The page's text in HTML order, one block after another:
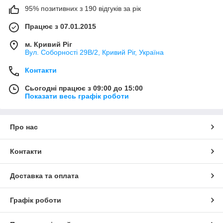
95% позитивних з 190 відгуків за рік
Працює з 07.01.2015
м. Кривий Ріг
Вул. Соборності 29В/2, Кривий Ріг, Україна
Контакти
Сьогодні працює з 09:00 до 15:00
Показати весь графік роботи
Про нас
Контакти
Доставка та оплата
Графік роботи